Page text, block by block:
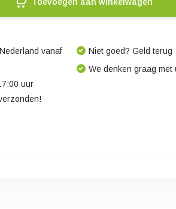
vanaf
uur
Niet goed? Geld terug
We denken graag met